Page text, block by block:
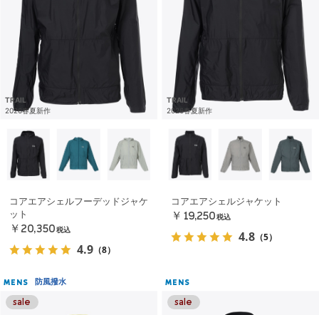
TRAIL
2026春夏新作
コアエアシェルフーデッドジャケ
ット
￥20,350 税込
4.9 （8）
TRAIL
2026春夏新作
コアエアシェルジャケット
￥19,250 税込
4.8 （5）
MENS 防風撥水 MENS